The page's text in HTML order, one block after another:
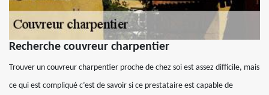
Recherche couvreur charpentier
Trouver un couvreur charpentier proche de chez soi est assez difficile, mais
ce qui est compliqué c’est de savoir si ce prestataire est capable de